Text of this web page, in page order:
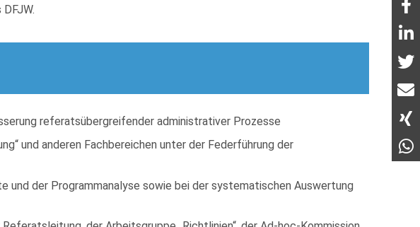
referatsübergreifender administrativer Prozesse
und anderen Fachbereichen unter der Federführung der
der Programmanalyse sowie bei der systematischen Auswertung